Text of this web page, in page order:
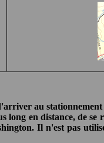
au
long en distance, de
Il n'est pas